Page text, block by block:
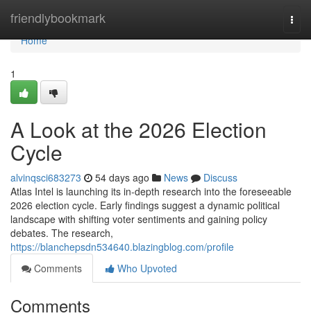
friendlybookmark
Home
Home
1
A Look at the 2026 Election
Cycle
alvinqsci683273 54 days ago News
Discuss
Atlas Intel is launching its in-depth research into the foreseeable
2026 election cycle. Early findings suggest a dynamic political
landscape with shifting voter sentiments and gaining policy
debates. The research,
https://blanchepsdn534640.blazingblog.com/profile
Comments
Who Upvoted
Comments